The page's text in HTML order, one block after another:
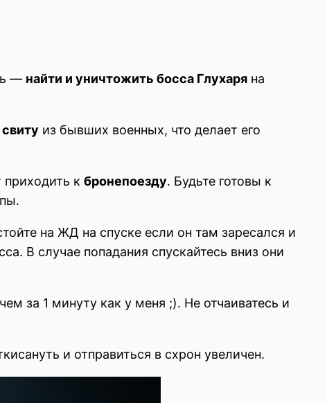
— найти и уничтожить босса Глухаря на
из бывших военных, что делает его
к бронепоезду. Будьте готовы к
на ЖД на спуске если он там заресался и
В случае попадания спускайтесь вниз они
за 1 минуту как у меня ;). Не отчаиватесь и
и отправиться в схрон увеличен.